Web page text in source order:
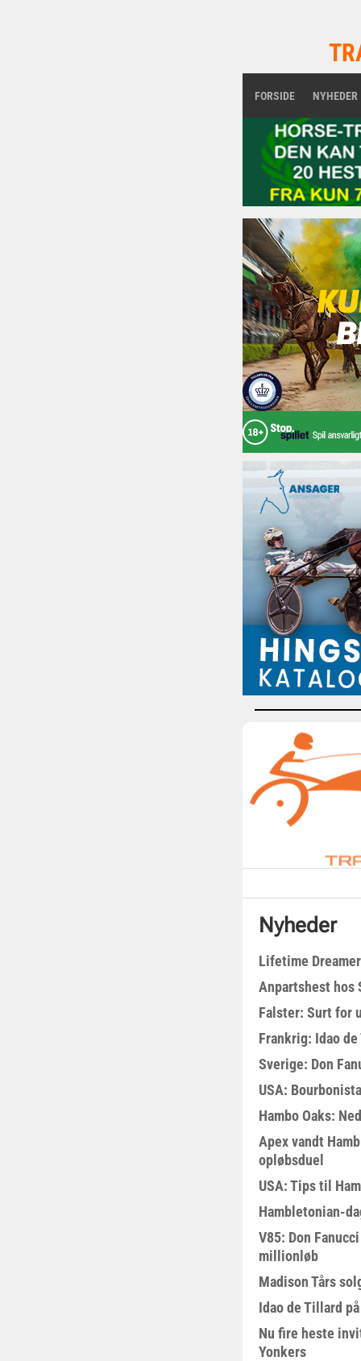
FORSIDE NYHEDER
Nyheder
Lifetime
Anpartshest hos
Falster: Surt for
Frankrig: Idao
Sverige: Don
USA:
Hambo Oaks:
Apex vandt
opløbsduel
USA: Tips til
Hambletonian-
V85: Don
millionløb
Madison Tårs
Idao de Tillard
Nu fire heste
Yonkers